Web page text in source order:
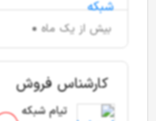
بیش از یک ماه
کارشناس فروش
تیام شبکه